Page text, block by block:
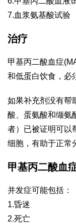
7.血浆氨基酸试验
治疗
甲基丙二酸血症
和低蛋白饮食，必
如果补充剂没有帮
酸、蛋氨酸和缬氨
者）已被证明可以
细胞，有助于正常
甲基丙二酸血
并发症可能包括：
1.昏迷
2.死亡